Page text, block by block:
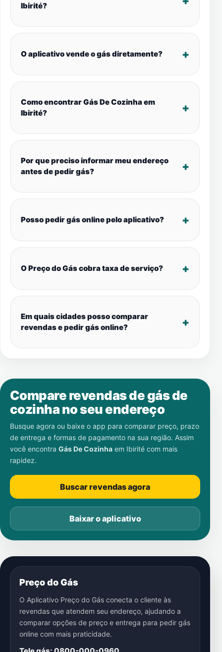
Ibirité?
O aplicativo vende o gás diretamente?
Como encontrar Gás De Cozinha em
Ibirité?
Por que preciso informar meu endereço
antes de pedir gás?
Posso pedir gás online pelo aplicativo?
O Preço do Gás cobra taxa de serviço?
Em quais cidades posso comparar
revendas e pedir gás online?
Compare revendas de gás de
cozinha no seu endereço
Busque agora ou baixe o app para comparar preço, prazo
de entrega e formas de pagamento na sua região. Assim
você encontra Gás De Cozinha em Ibirité com mais
rapidez.
Buscar revendas agora
Baixar o aplicativo
Preço do Gás
O Aplicativo Preço do Gás conecta o cliente às
revendas que atendem seu endereço, ajudando a
comparar opções de preço e entrega para pedir gás
online com mais praticidade.